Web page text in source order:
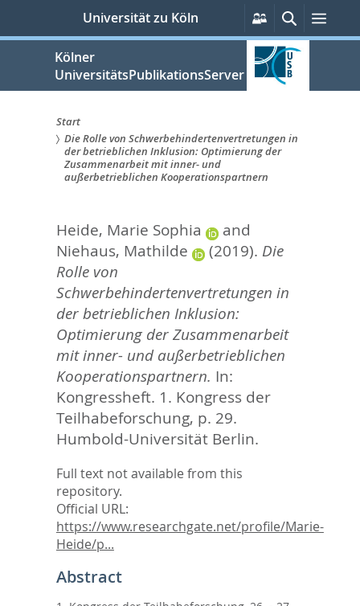
springen
Universität zu Köln
Persönliche
Services
Suche
Kölner
UniversitätsPublikationsServer
Sie
sind
Start
Die Rolle von Schwerbehindertenvertretungen in
der betrieblichen Inklusion: Optimierung der
Zusammenarbeit mit inner- und
außerbetrieblichen Kooperationspartnern
Heide, Marie Sophia
and
Niehaus, Mathilde
(2019). Die
Rolle von
Schwerbehindertenvertretungen in
der betrieblichen Inklusion:
Optimierung der Zusammenarbeit
mit inner- und außerbetrieblichen
Kooperationspartnern. In:
Kongressheft. 1. Kongress der
Teilhabeforschung, p. 29.
Humbold-Universität Berlin.
Full text not available from this
repository.
Official URL:
https://www.researchgate.net/profile/Marie-
Heide/p...
Abstract